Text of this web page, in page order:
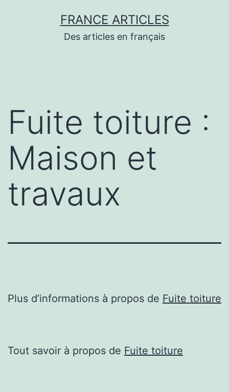
FRANCE ARTICLES
Des articles en français
Fuite toiture :
Maison et
travaux
Plus d’informations à propos de Fuite toiture
Tout savoir à propos de Fuite toiture